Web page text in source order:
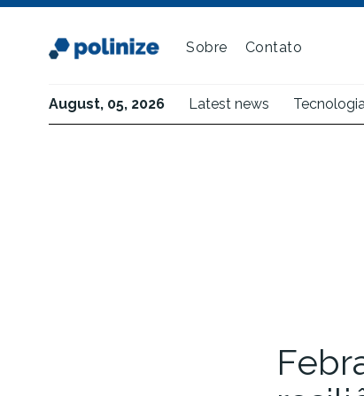
Sobre Contato
August, 05, 2026 Latest news